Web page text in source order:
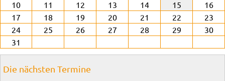
10
11 12 13 14 15
16
17
18 19 20 21 22
23
24
25 26 27 28 29
30
31
Die nächsten Termine